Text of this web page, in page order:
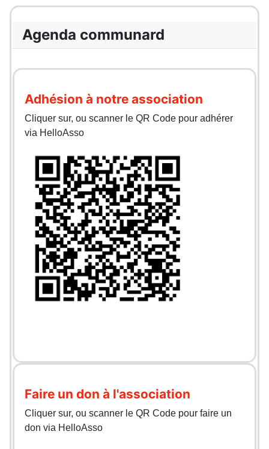
Agenda communard
Adhésion à notre association
Cliquer sur, ou scanner le QR Code pour adhérer
via HelloAsso
Faire un don à l'association
Cliquer sur, ou scanner le QR Code pour faire un
don via HelloAsso